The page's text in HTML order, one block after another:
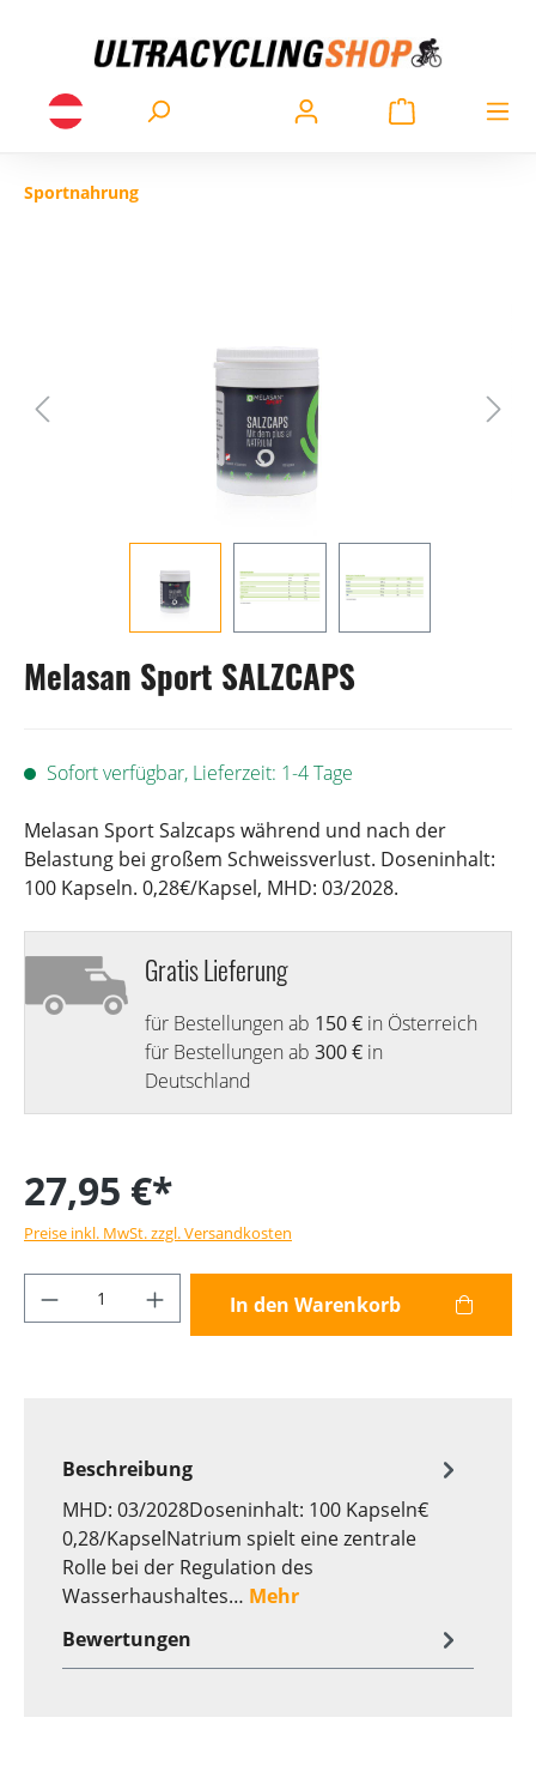
Sportnahrung
Melasan Sport SALZCAPS
Sofort verfügbar, Lieferzeit: 1-4 Tage
Melasan Sport Salzcaps während und nach der
Belastung bei großem Schweissverlust. Doseninhalt:
100 Kapseln. 0,28€/Kapsel, MHD: 03/2028.
Gratis Lieferung
für Bestellungen ab 150 € in Österreich
für Bestellungen ab 300 € in
Deutschland
27,95 €*
Preise inkl. MwSt. zzgl. Versandkosten
Produkt Anzahl: Gib den gewünschten
In den Warenkorb
Beschreibung
MHD: 03/2028Doseninhalt: 100 Kapseln€
0,28/KapselNatrium spielt eine zentrale
Rolle bei der Regulation des
Wasserhaushaltes… Mehr
Bewertungen